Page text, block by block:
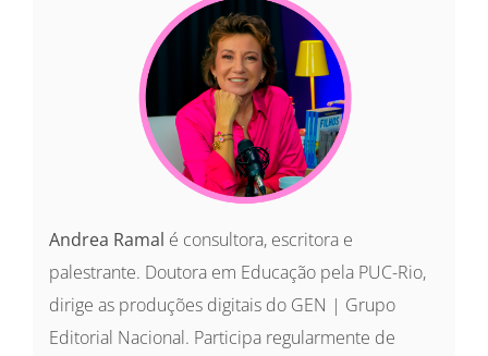
Andrea Ramal é consultora, escritora e
palestrante. Doutora em Educação pela PUC-Rio,
dirige as produções digitais do GEN | Grupo
Editorial Nacional. Participa regularmente de